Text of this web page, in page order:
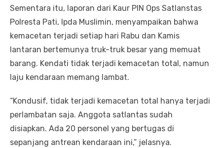
Sementara itu, laporan dari Kaur PIN Ops Satlanstas
Polresta Pati, Ipda Muslimin, menyampaikan bahwa
kemacetan terjadi setiap hari Rabu dan Kamis
lantaran bertemunya truk-truk besar yang memuat
barang. Kendati tidak terjadi kemacetan total, namun
laju kendaraan memang lambat.
“Kondusif, tidak terjadi kemacetan total hanya terjadi
perlambatan saja. Anggota satlantas sudah
disiapkan. Ada 20 personel yang bertugas di
sepanjang antrean kendaraan ini,” jelasnya.